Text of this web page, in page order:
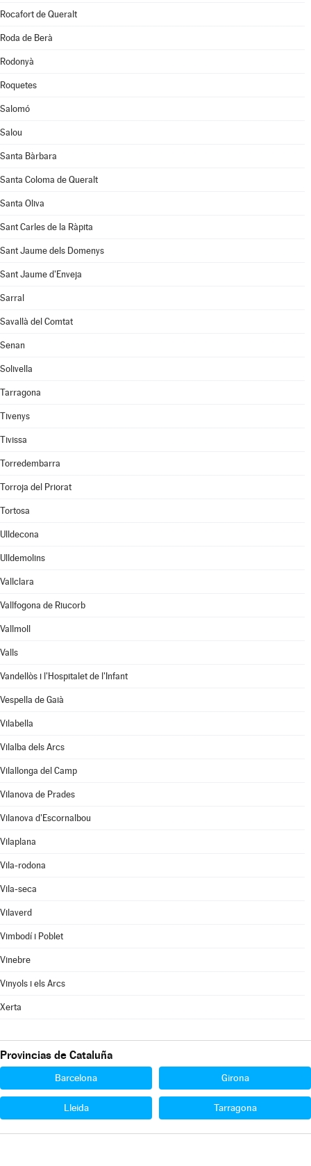
Rocafort de Queralt
Roda de Berà
Rodonyà
Roquetes
Salomó
Salou
Santa Bàrbara
Santa Coloma de Queralt
Santa Oliva
Sant Carles de la Ràpita
Sant Jaume dels Domenys
Sant Jaume d'Enveja
Sarral
Savallà del Comtat
Senan
Solivella
Tarragona
Tivenys
Tivissa
Torredembarra
Torroja del Priorat
Tortosa
Ulldecona
Ulldemolins
Vallclara
Vallfogona de Riucorb
Vallmoll
Valls
Vandellòs i l'Hospitalet de l'Infant
Vespella de Gaià
Vilabella
Vilalba dels Arcs
Vilallonga del Camp
Vilanova de Prades
Vilanova d'Escornalbou
Vilaplana
Vila-rodona
Vila-seca
Vilaverd
Vimbodí i Poblet
Vinebre
Vinyols i els Arcs
Xerta
Provincias de Cataluña
Barcelona Girona
Lleida Tarragona